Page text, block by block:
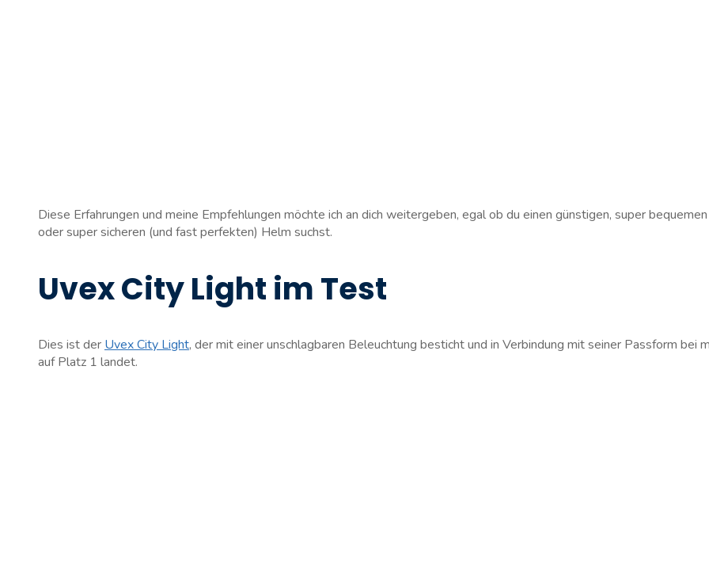
Diese Erfahrungen und meine Empfehlungen möchte ich an dich weitergeben, egal ob du einen günstigen, super bequemen
oder super sicheren (und fast perfekten) Helm suchst.
Uvex City Light im Test
Dies ist der Uvex City Light, der mit einer unschlagbaren Beleuchtung besticht und in Verbindung mit seiner Passform bei
auf Platz 1 landet.